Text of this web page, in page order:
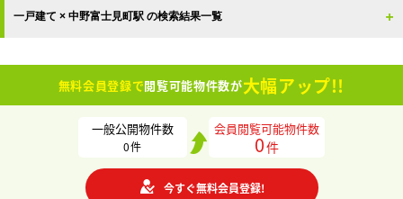
一戸建て × 中野富士見町駅 の検索結果一覧
無料会員登録で閲覧可能物件数が大幅アップ!!
一般公開物件数
0件
会員閲覧可能物件数
0件
今すぐ無料会員登録!